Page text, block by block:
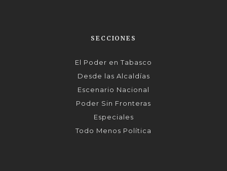
SECCIONES
El Poder en Tabasco
Desde las Alcaldías
Escenario Nacional
Poder Sin Fronteras
Especiales
Todo Menos Política